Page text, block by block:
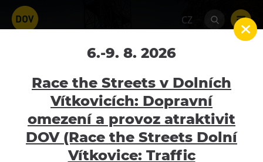
CZ
Vstupenky
Home Hornické muzeum
Landek Park
vstupenky
MOMENTÁLNĚ OTEVŘENO
Atraktivity
Bolt Tower
6.-9. 8. 2026
Race the Streets v Dolních
Vítkovicích: Dopravní
omezení a provoz atraktivit
DOV (Race the Streets Dolní
Vítkovice: Traffic